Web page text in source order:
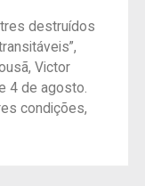
destruídos
Victor
4 de agosto.
condições,